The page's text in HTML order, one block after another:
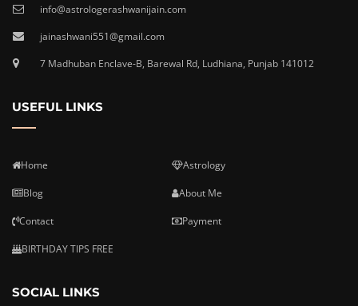
info@astrologerashwanijain.com
jainashwani551@gmail.com
7 Madhuban Enclave-B, Barewal Rd, Ludhiana, Punjab 141012
USEFUL LINKS
Home Astrology
Blog About Me
Contact Payment
BIRTHDAY TIPS FREE
SOCIAL LINKS